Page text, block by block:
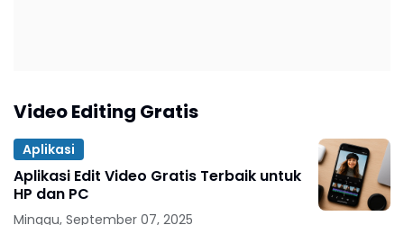
Video Editing Gratis
Aplikasi
Aplikasi Edit Video Gratis Terbaik untuk
HP dan PC
Minggu, September 07, 2025